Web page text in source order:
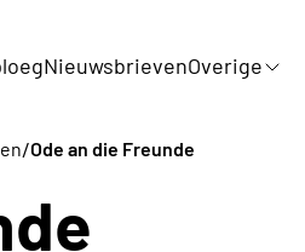
NieuwsbrievenOverige
/Ode an die Freunde